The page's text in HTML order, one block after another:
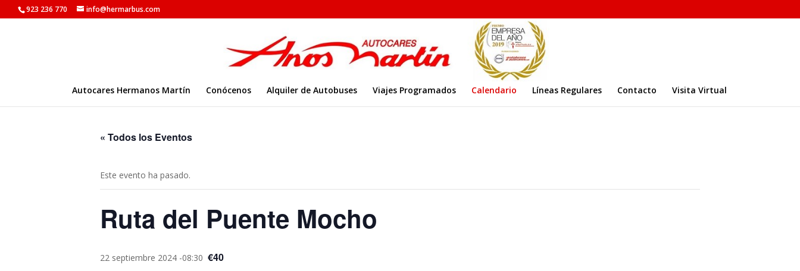
923 236 770 info@hermarbus.com
Autocares Hermanos Martín Conócenos Alquiler de Autobuses Viajes Programados Calendario Líneas Regulares Contacto Visita Virtual
« Todos los Eventos
Este evento ha pasado.
Ruta del Puente Mocho
22 septiembre 2024 -08:30 €40